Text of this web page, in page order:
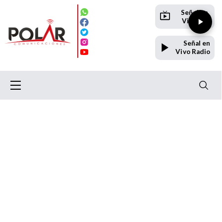
Señal en
Vivo TV
Señal en
Vivo Radio